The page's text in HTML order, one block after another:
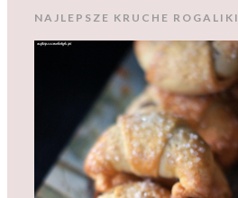
NAJLEPSZE KRUCHE ROGALIKI